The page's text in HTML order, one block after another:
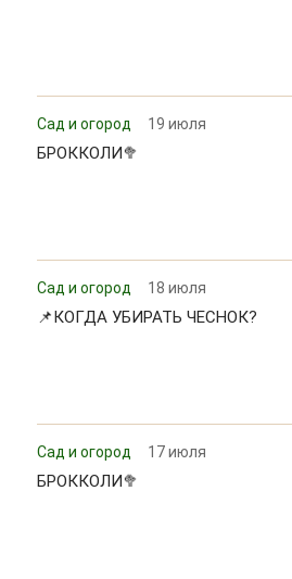
Сад и огород 19 июля
БРОККОЛИ🥦
Сад и огород 18 июля
📌КОГДА УБИРАТЬ ЧЕСНОК?
Сад и огород 17 июля
БРОККОЛИ🥦